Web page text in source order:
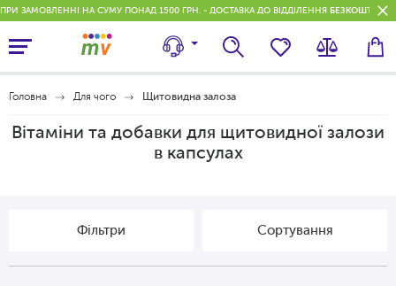
ПРИ ЗАМОВЛЕННІ НА СУМУ ПОНАД 1500 ГРН. - ДОСТАВКА ДО ВІДДІЛЕННЯ
Головна Для чого Щитовидна залоза
Вітаміни та добавки для щитовидної залози
в капсулах
Фільтри Сортування